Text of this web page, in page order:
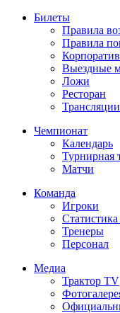
Билеты
Правила
Правила
Выездные
Ложи
Ресторан
Чемпионат
Календарь
Турнирная
Матчи
Команда
Игроки
Тренеры
Персонал
Медиа
Трактор TV